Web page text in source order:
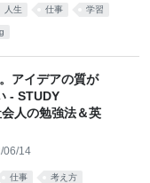
人生 仕事 学習
アイデアの質が
- STUDY
人の勉強法＆英
06/14
仕事 考え方